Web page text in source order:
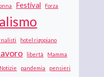
Festival Forza
hotel rigopiano
libertà Mamma
Notizie pandemia pensieri